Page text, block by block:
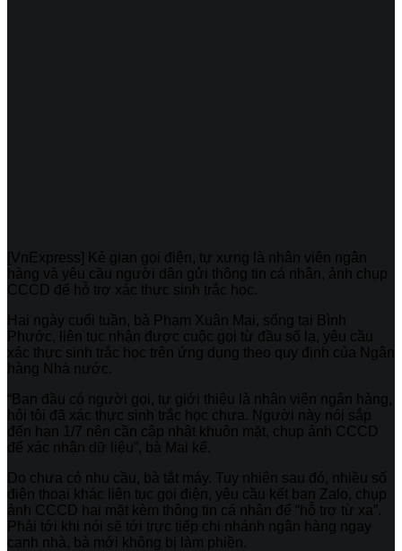
[VnExpress] Kẻ gian gọi điện, tự xưng là nhân viên ngân
hàng và yêu cầu người dân gửi thông tin cá nhân, ảnh chụp
CCCD để hỗ trợ xác thực sinh trắc học.
Hai ngày cuối tuần, bà Phạm Xuân Mai, sống tại Bình
Phước, liên tục nhận được cuộc gọi từ đầu số lạ, yêu cầu
xác thực sinh trắc học trên ứng dụng theo quy định của Ngân
hàng Nhà nước.
“Ban đầu có người gọi, tự giới thiệu là nhân viên ngân hàng,
hỏi tôi đã xác thực sinh trắc học chưa. Người này nói sắp
đến hạn 1/7 nên cần cập nhật khuôn mặt, chụp ảnh CCCD
để xác nhận dữ liệu”, bà Mai kể.
Do chưa có nhu cầu, bà tắt máy. Tuy nhiên sau đó, nhiều số
điện thoại khác liên tục gọi điện, yêu cầu kết bạn Zalo, chụp
ảnh CCCD hai mặt kèm thông tin cá nhân để “hỗ trợ từ xa”.
Phải tới khi nói sẽ tới trực tiếp chi nhánh ngân hàng ngay
cạnh nhà, bà mới không bị làm phiền.